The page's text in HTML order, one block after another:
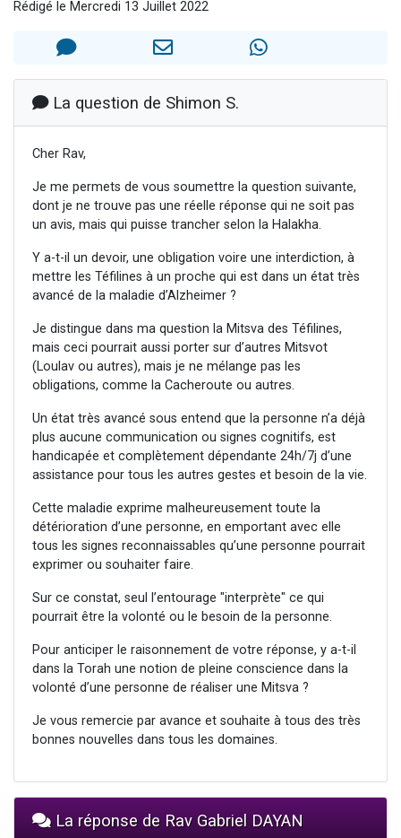
30 personnes viennent de faire un don pour Sauvez la jambe de Yohan
12 nouvelles musiques dans Torah-Box Music
29 personnes viennent de demander une bénédiction
Rédigé le Mercredi 13 Juillet 2022
La question de Shimon S.
Cher Rav,
Je me permets de vous soumettre la question suivante,
dont je ne trouve pas une réelle réponse qui ne soit pas
un avis, mais qui puisse trancher selon la Halakha.
Y a-t-il un devoir, une obligation voire une interdiction, à
mettre les Téfilines à un proche qui est dans un état très
avancé de la maladie d’Alzheimer ?
Je distingue dans ma question la Mitsva des Téfilines,
mais ceci pourrait aussi porter sur d’autres Mitsvot
(Loulav ou autres), mais je ne mélange pas les
obligations, comme la Cacheroute ou autres.
Un état très avancé sous entend que la personne n’a déjà
plus aucune communication ou signes cognitifs, est
handicapée et complètement dépendante 24h/7j d’une
assistance pour tous les autres gestes et besoin de la vie.
Cette maladie exprime malheureusement toute la
détérioration d’une personne, en emportant avec elle
tous les signes reconnaissables qu’une personne pourrait
exprimer ou souhaiter faire.
Sur ce constat, seul l’entourage "interprète" ce qui
pourrait être la volonté ou le besoin de la personne.
Pour anticiper le raisonnement de votre réponse, y a-t-il
dans la Torah une notion de pleine conscience dans la
volonté d’une personne de réaliser une Mitsva ?
Je vous remercie par avance et souhaite à tous des très
bonnes nouvelles dans tous les domaines.
La réponse de Rav Gabriel DAYAN